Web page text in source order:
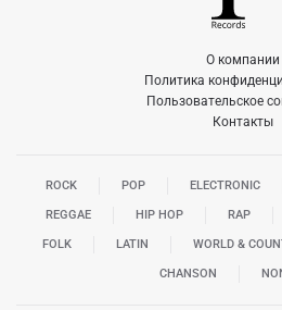
О компании
Политика
Пользовательское
Контакты
ROCK POP ELECTRONIC
REGGAE HIP HOP RAP
FOLK LATIN WORLD &
CHANSON